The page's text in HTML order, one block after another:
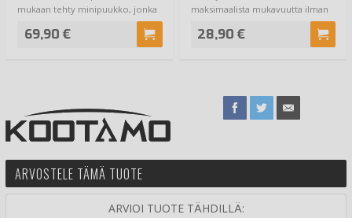
mukaan tehty minipuukko, jonka
69,90 €
maksimaalista mukavuutta ilman
28,90 €
ARVOSTELE TÄMÄ TUOTE
ARVIOI TUOTE TÄHDILLÄ: